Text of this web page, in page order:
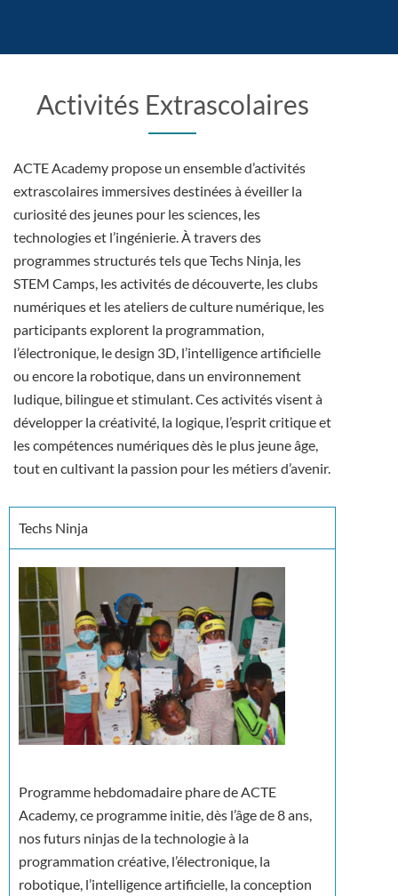
Activités Extrascolaires
ACTE Academy propose un ensemble d’activités
extrascolaires immersives destinées à éveiller la
curiosité des jeunes pour les sciences, les
technologies et l’ingénierie. À travers des
programmes structurés tels que Techs Ninja, les
STEM Camps, les activités de découverte, les clubs
numériques et les ateliers de culture numérique, les
participants explorent la programmation,
l’électronique, le design 3D, l’intelligence artificielle
ou encore la robotique, dans un environnement
ludique, bilingue et stimulant. Ces activités visent à
développer la créativité, la logique, l’esprit critique et
les compétences numériques dès le plus jeune âge,
tout en cultivant la passion pour les métiers d’avenir.
Techs Ninja
Programme hebdomadaire phare de ACTE
Academy, ce programme initie, dès l’âge de 8 ans,
nos futurs ninjas de la technologie à la
programmation créative, l’électronique, la
robotique, l’intelligence artificielle, la conception